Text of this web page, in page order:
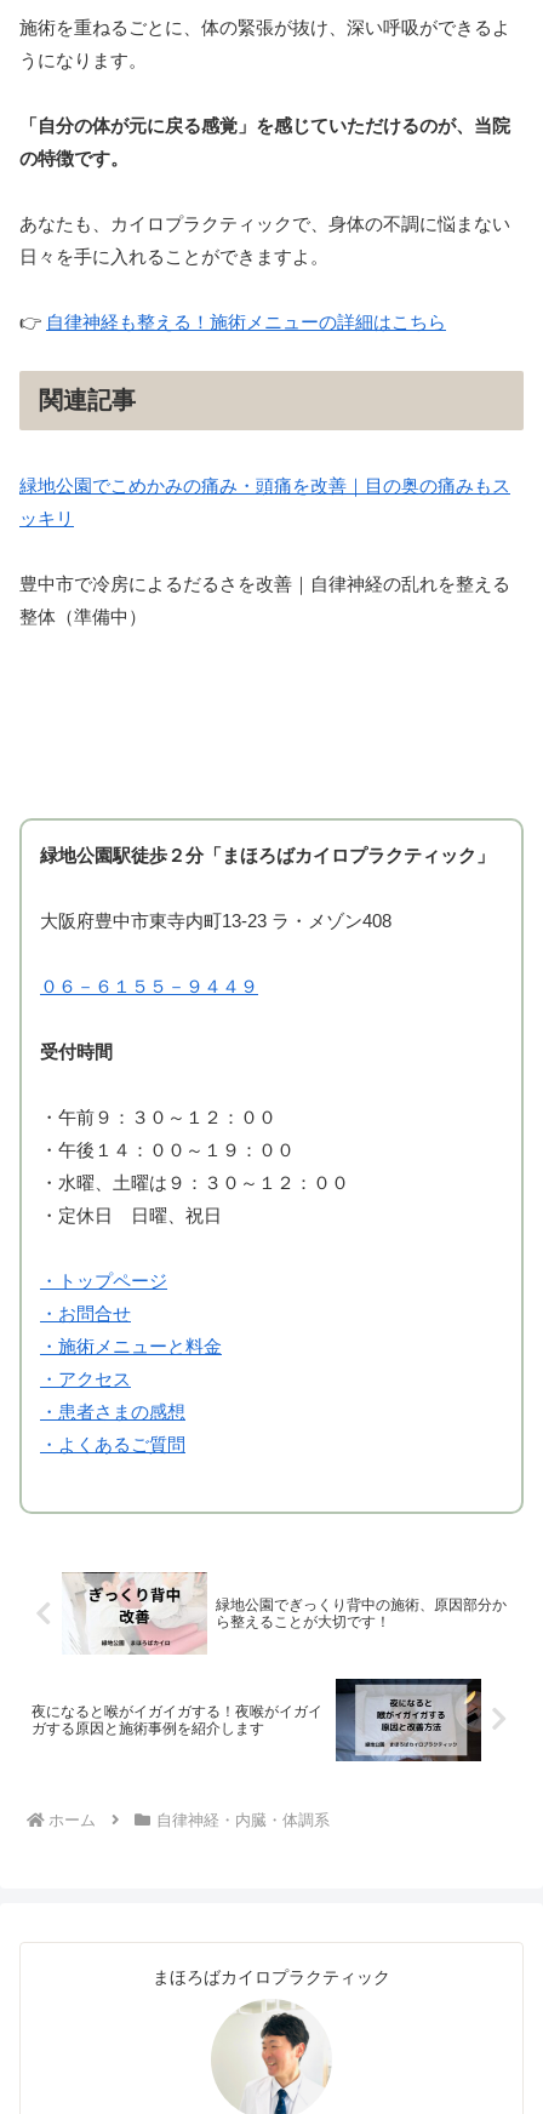
施術を重ねるごとに、体の緊張が抜け、深い呼吸ができるよ
うになります。
「自分の体が元に戻る感覚」を感じていただけるのが、当院
の特徴です。
あなたも、カイロプラクティックで、身体の不調に悩まない
日々を手に入れることができますよ。
👉 自律神経も整える！施術メニューの詳細はこちら
関連記事
緑地公園でこめかみの痛み・頭痛を改善｜目の奥の痛みもス
ッキリ
豊中市で冷房によるだるさを改善｜自律神経の乱れを整える
整体（準備中）
緑地公園駅徒歩２分「まほろばカイロプラクティック」
大阪府豊中市東寺内町13-23 ラ・メゾン408
０６－６１５５－９４４９
受付時間
・午前９：３０～１２：００
・午後１４：００～１９：００
・水曜、土曜は９：３０～１２：００
・定休日 日曜、祝日
・トップページ
・お問合せ
・施術メニューと料金
・アクセス
・患者さまの感想
・よくあるご質問
緑地公園でぎっくり背中の施術、原因部分か
ら整えることが大切です！
夜になると喉がイガイガする！夜喉がイガイ
ガする原因と施術事例を紹介します
ホーム 自律神経・内臓・体調系
まほろばカイロプラクティック